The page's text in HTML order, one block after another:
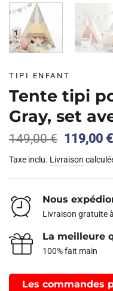
TIPI ENFANT
Tente tipi
Gray, set
149,00€ Le
initial
était :
119,00 €
Taxe inclu. Livraison
Nous
Livraison gratuite
La meilleure
100% fait main
Les commandes